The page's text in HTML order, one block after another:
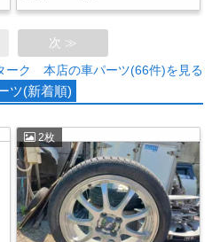
次 ≫
ーク 本店の車パーツ(66件)を見る
ツ(新着順)
2枚